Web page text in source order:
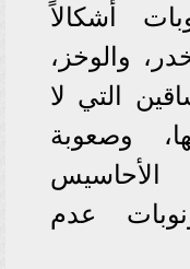
أشكالاً
والوخز،
التي لا
وصعوبة
الأحاسيس
عدم